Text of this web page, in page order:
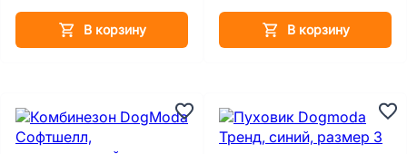
В корзину В корзину